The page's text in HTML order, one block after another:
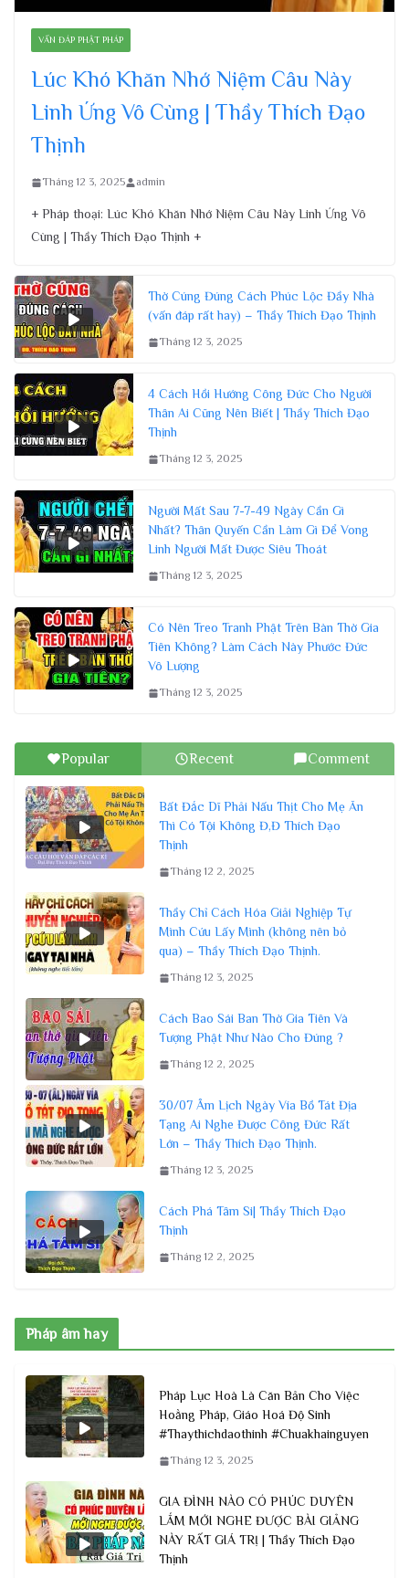
VẤN ĐÁP PHẬT PHÁP
Lúc Khó Khăn Nhớ Niệm Câu Này
Linh Ứng Vô Cùng | Thầy Thích Đạo
Thịnh
Tháng 12 3, 2025 admin
+ Pháp thoại: Lúc Khó Khăn Nhớ Niệm Câu Này Linh Ứng Vô
Cùng | Thầy Thích Đạo Thịnh +
Thờ Cúng Đúng Cách Phúc Lộc Đầy Nhà
(vấn đáp rất hay) – Thầy Thích Đạo Thịnh
Tháng 12 3, 2025
4 Cách Hồi Hướng Công Đức Cho Người
Thân Ai Cũng Nên Biết | Thầy Thích Đạo
Thịnh
Tháng 12 3, 2025
Người Mất Sau 7-7-49 Ngày Cần Gì
Nhất? Thân Quyến Cần Làm Gì Để Vong
Linh Người Mất Được Siêu Thoát
Tháng 12 3, 2025
Có Nên Treo Tranh Phật Trên Bàn Thờ Gia
Tiên Không? Làm Cách Này Phước Đức
Vô Lượng
Tháng 12 3, 2025
Popular Recent Comment
Bất Đắc Dĩ Phải Nấu Thịt Cho Mẹ Ăn
Thì Có Tội Không Đ,Đ Thích Đạo
Thịnh
Tháng 12 2, 2025
Thầy Chỉ Cách Hóa Giải Nghiệp Tự
Mình Cứu Lấy Mình (không nên bỏ
qua) – Thầy Thích Đạo Thịnh.
Tháng 12 3, 2025
Cách Bao Sái Ban Thờ Gia Tiên Và
Tượng Phật Như Nào Cho Đúng ?
Tháng 12 2, 2025
30/07 Âm Lịch Ngày Vía Bồ Tát Địa
Tạng Ai Nghe Được Công Đức Rất
Lớn – Thầy Thích Đạo Thịnh.
Tháng 12 3, 2025
Cách Phá Tâm Si| Thầy Thích Đạo
Thịnh
Tháng 12 2, 2025
Pháp âm hay
Pháp Lục Hoà Là Căn Bản Cho Việc
Hoằng Pháp, Giáo Hoá Độ Sinh
#Thaythichdaothinh #Chuakhainguyen
Tháng 12 3, 2025
GIA ĐÌNH NÀO CÓ PHÚC DUYÊN
LẮM MỚI NGHE ĐƯỢC BÀI GIẢNG
NÀY RẤT GIÁ TRỊ | Thầy Thích Đạo
Thịnh